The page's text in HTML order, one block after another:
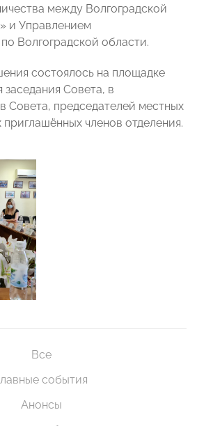
между Волгоградской
Управлением
Волгоградской области.
состоялось на площадке
Совета, в
Совета, председателей местных
приглашённых членов отделения.
Все
события
Анонсы